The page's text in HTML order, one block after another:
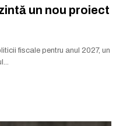
un nou proiect
fiscale pentru anul 2027, un